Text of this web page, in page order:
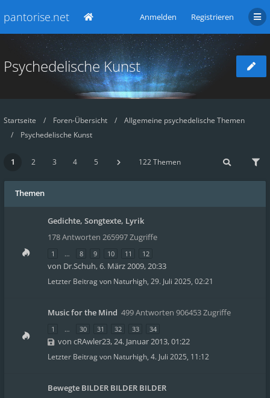
pantorise.net Anmelden Registrieren
Psychedelische Kunst
Startseite Foren-Übersicht
Allgemeine psychedelische Themen
Psychedelische Kunst
1 2 3 4 5 122 Themen
Themen
Gedichte, Songtexte, Lyrik
178 Antworten 265997 Zugriffe
1 … 8 9 10 11 12
von Dr.Schuh,6. März 2009, 20:33
Letzter Beitrag von Naturhigh, 29. Juli 2025, 02:21
Music for the Mind 499 Antworten 906453 Zugriffe
1 … 30 31 32 33 34
von cRAwler23,24. Januar 2013, 01:22
Letzter Beitrag von Naturhigh, 4. Juli 2025, 11:12
Bewegte BILDER BILDER BILDER